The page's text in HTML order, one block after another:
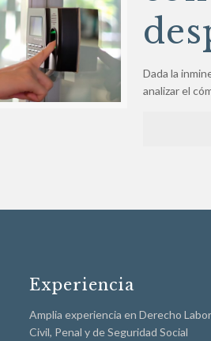
Dada la
analizar el
Experiencia
Amplia experiencia en Derecho
Civil, Penal y de Seguridad Social